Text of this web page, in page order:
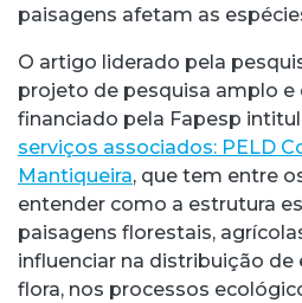
paisagens afetam as
O artigo liderado pela
projeto de pesquisa amplo e
financiado pela Fapesp
serviços associados: PELD
Mantiqueira, que tem entre
entender como a estrutura
paisagens florestais,
influenciar na distribuição de
flora, nos processos